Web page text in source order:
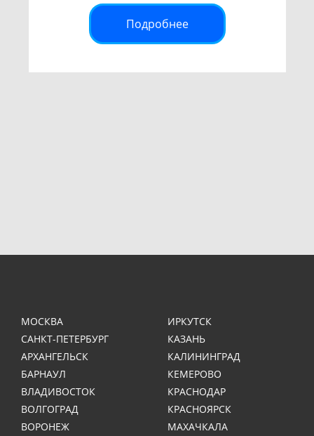
Подробнее
МОСКВА
САНКТ-ПЕТЕРБУРГ
АРХАНГЕЛЬСК
БАРНАУЛ
ВЛАДИВОСТОК
ВОЛГОГРАД
ВОРОНЕЖ
ИРКУТСК
КАЗАНЬ
КАЛИНИНГРАД
КЕМЕРОВО
КРАСНОДАР
КРАСНОЯРСК
МАХАЧКАЛА